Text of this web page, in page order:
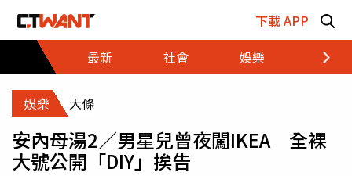
下載 APP
最新
社會 娛樂 財經
娛樂 大條
安內母湯2／男星兒曾夜闖IKEA 全裸
大號公開「DIY」挨告